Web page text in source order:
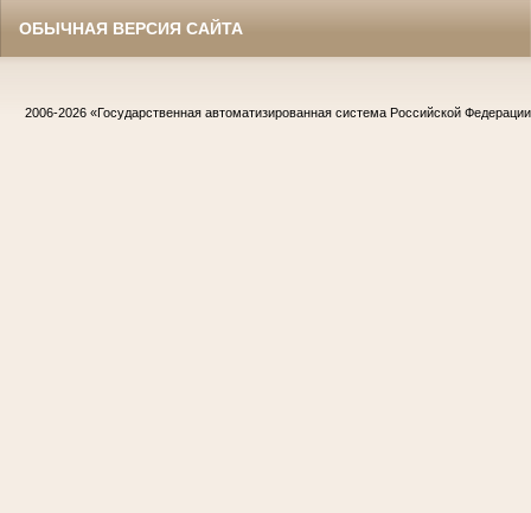
ОБЫЧНАЯ ВЕРСИЯ САЙТА
2006-2026 «Государственная автоматизированная система Российской